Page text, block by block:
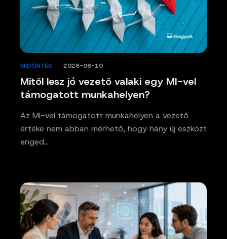
Mitől lesz jó vezető valaki egy MI-vel
támogatott munkahelyen?
MIDÖNTÉS 2026-06-10
Az MI-vel támogatott munkahelyen a vezető
értéke nem abban mérhető, hogy hány új eszközt
enged…